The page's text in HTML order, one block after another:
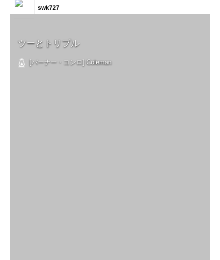
ツーとトリプル
[バーナー・コンロ] Coleman
swk727